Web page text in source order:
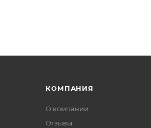
КОМПАНИЯ
О компании
Отзывы